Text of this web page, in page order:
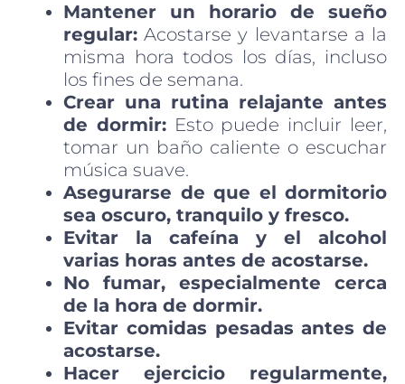
Mantener un horario de sueño
regular: Acostarse y levantarse a la
misma hora todos los días, incluso
los fines de semana.
Crear una rutina relajante antes
de dormir:Esto puede incluir leer,
tomar un baño caliente o escuchar
música suave.
Asegurarse de que el dormitorio
sea oscuro, tranquilo y fresco.
Evitar la cafeína y el alcohol
varias horas antes de acostarse.
No fumar, especialmente cerca
de la hora de dormir.
Evitar comidas pesadas antes de
acostarse.
Hacer ejercicio regularmente,